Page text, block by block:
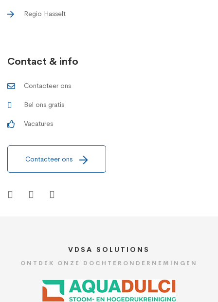
Regio Hasselt
Contact & info
Contacteer ons
Bel ons gratis
Vacatures
Contacteer ons
VDSA SOLUTIONS
ONTDEK ONZE DOCHTERONDERNEMINGEN